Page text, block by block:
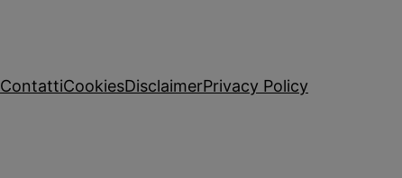
ContattiCookiesDisclaimerPrivacy Policy